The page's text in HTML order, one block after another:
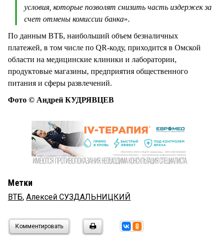
условия, которые позволят снизить часть издержек за
счет отмены комиссии банка».
По данным ВТБ, наибольший объем безналичных
платежей, в том числе по QR-коду, приходится в Омской
области на медицинские клиники и лаборатории,
продуктовые магазины, предприятия общественного
питания и сферы развлечений.
Фото © Андрей КУДРЯВЦЕВ
Метки
ВТБ, Алексей СУЗДАЛЬНИЦКИЙ
Комментировать